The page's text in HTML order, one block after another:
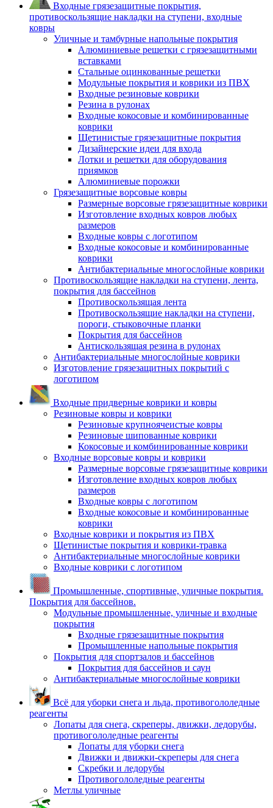
Входные грязезащитные покрытия,
противоскользящие накладки на ступени, входные
ковры
Уличные и тамбурные напольные покрытия
Алюминиевые решетки с грязезащитными
вставками
Стальные оцинкованные решетки
Модульные покрытия и коврики из ПВХ
Входные резиновые коврики
Резина в рулонах
Входные кокосовые и комбинированные
коврики
Щетинистые грязезащитные покрытия
Дизайнерские идеи для входа
Лотки и решетки для оборудования
приямков
Алюминиевые порожки
Грязезащитные ворсовые ковры
Размерные ворсовые грязезащитные коврики
Изготовление входных ковров любых
размеров
Входные ковры с логотипом
Входные кокосовые и комбинированные
коврики
Антибактериальные многослойные коврики
Противоскользящие накладки на ступени, лента,
покрытия для бассейнов
Противоскользящая лента
Противоскользящие накладки на ступени,
пороги, стыковочные планки
Покрытия для бассейнов
Антискользящая резина в рулонах
Антибактериальные многослойные коврики
Изготовление грязезащитных покрытий с
логотипом
Входные придверные коврики и ковры
Резиновые ковры и коврики
Резиновые крупноячеистые ковры
Резиновые шипованные коврики
Кокосовые и комбинированные коврики
Входные ворсовые ковры и коврики
Размерные ворсовые грязезащитные коврики
Изготовление входных ковров любых
размеров
Входные ковры с логотипом
Входные кокосовые и комбинированные
коврики
Входные коврики и покрытия из ПВХ
Щетинистые покрытия и коврики-травка
Антибактериальные многослойные коврики
Входные коврики с логотипом
Промышленные, спортивные, уличные покрытия.
Покрытия для бассейнов.
Модульные промышленные, уличные и входные
покрытия
Входные грязезащитные покрытия
Промышленные напольные покрытия
Покрытия для спортзалов и бассейнов
Покрытия для бассейнов и саун
Антибактериальные многослойные коврики
Всё для уборки снега и льда, противогололедные
реагенты
Лопаты для снега, скреперы, движки, ледорубы,
противогололедные реагенты
Лопаты для уборки снега
Движки и движки-скреперы для снега
Скребки и ледорубы
Противогололедные реагенты
Метлы уличные